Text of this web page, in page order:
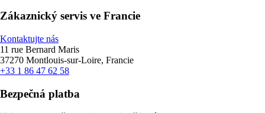
Zákaznický servis ve Francie
Kontaktujte nás
11 rue Bernard Maris
37270 Montlouis-sur-Loire, Francie
+33 1 86 47 62 58
Bezpečná platba